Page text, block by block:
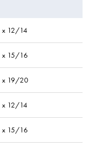
12/14
15/16
x 19/20
12/14
15/16